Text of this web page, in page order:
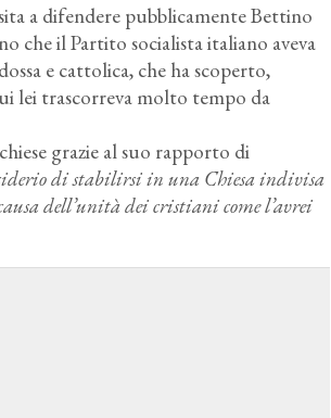
a difendere pubblicamente Bettino
che il Partito socialista italiano aveva
e cattolica, che ha scoperto,
lei trascorreva molto tempo da
grazie al suo rapporto di
di stabilirsi in una Chiesa indivisa
dell’unità dei cristiani come l’avrei